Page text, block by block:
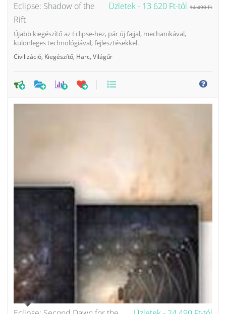
Üzletek - 13 620 Ft-tól 14 490 Ft
Eclipse: Shadow of the
Rift
Újabb kiegészítő az Eclipse-hez, pár új fajjal, mechanikával,
különleges technológiával, fejlesztésekkel.
Civilizáció Kiegészítő Harc Világűr
0